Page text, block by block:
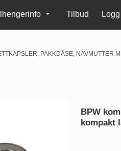
Tilbud
PAKKDÅSE, NAVMUTTER
BPW
kompakt